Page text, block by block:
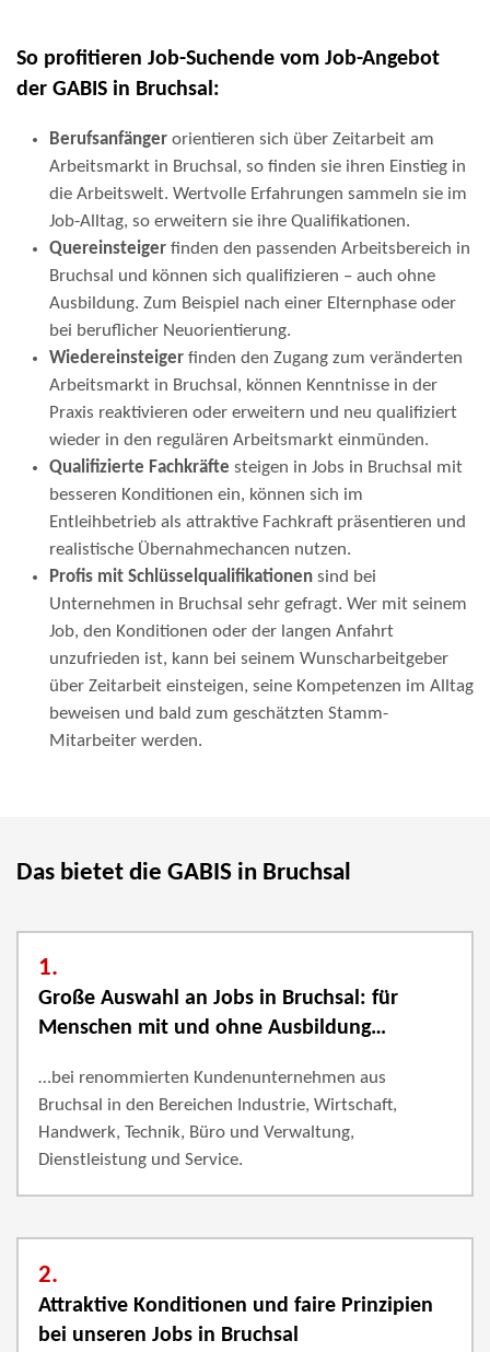
So profitieren Job-Suchende vom Job-Angebot
der GABIS in Bruchsal:
Berufsanfänger orientieren sich über Zeitarbeit am
Arbeitsmarkt in Bruchsal, so finden sie ihren Einstieg in
die Arbeitswelt. Wertvolle Erfahrungen sammeln sie im
Job-Alltag, so erweitern sie ihre Qualifikationen.
Quereinsteiger finden den passenden Arbeitsbereich in
Bruchsal und können sich qualifizieren – auch ohne
Ausbildung. Zum Beispiel nach einer Elternphase oder
bei beruflicher Neuorientierung.
Wiedereinsteiger finden den Zugang zum veränderten
Arbeitsmarkt in Bruchsal, können Kenntnisse in der
Praxis reaktivieren oder erweitern und neu qualifiziert
wieder in den regulären Arbeitsmarkt einmünden.
Qualifizierte Fachkräfte steigen in Jobs in Bruchsal mit
besseren Konditionen ein, können sich im
Entleihbetrieb als attraktive Fachkraft präsentieren und
realistische Übernahmechancen nutzen.
Profis mit Schlüsselqualifikationen sind bei
Unternehmen in Bruchsal sehr gefragt. Wer mit seinem
Job, den Konditionen oder der langen Anfahrt
unzufrieden ist, kann bei seinem Wunscharbeitgeber
über Zeitarbeit einsteigen, seine Kompetenzen im Alltag
beweisen und bald zum geschätzten Stamm-
Mitarbeiter werden.
Das bietet die GABIS in Bruchsal
1.
Große Auswahl an Jobs in Bruchsal: für
Menschen mit und ohne Ausbildung…
…bei renommierten Kundenunternehmen aus
Bruchsal in den Bereichen Industrie, Wirtschaft,
Handwerk, Technik, Büro und Verwaltung,
Dienstleistung und Service.
2.
Attraktive Konditionen und faire Prinzipien
bei unseren Jobs in Bruchsal